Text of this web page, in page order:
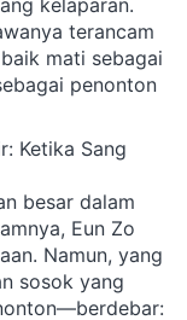
terancam
mati sebagai
penonton
Ketika Sang
besar dalam
Eun Zo
Namun, yang
sosok yang